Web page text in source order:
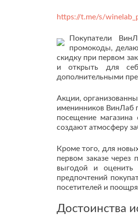
https://t.me/s/
Покупатели
промокоды,
скидку при первом
и открыть для
дополнительными
Акции,
именинников ВинЛаб
посещение
создают атмосферу
Кроме того, для
первом заказе
выгодой и оценить
предпочтений
посетителей и
Достоинства